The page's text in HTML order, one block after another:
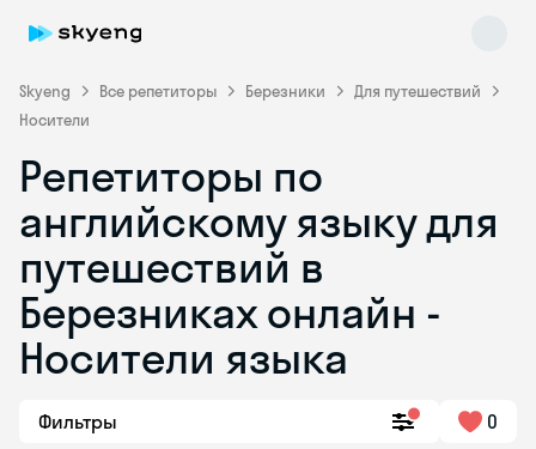
Skyeng Все репетиторы Березники
Для путешествий
Носители
Репетиторы по
английскому языку для
путешествий в
Березниках онлайн -
Носители языка
Фильтры 0
Skyeng Chat